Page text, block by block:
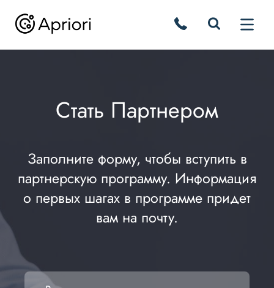
Стать Партнером
Заполните форму, чтобы вступить в
партнерскую программу. Информация
о первых шагах в программе придет
вам на почту.